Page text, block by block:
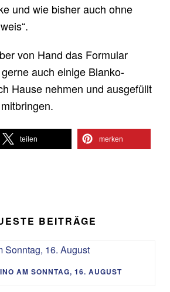
und wie bisher auch ohne
von Hand das Formular
auch einige Blanko-
Hause nehmen und ausgefüllt
teilen merken
BEITRÄGE
AM SONNTAG, 16. AUGUST